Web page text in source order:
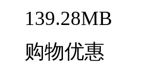
139.28MB
购物优惠